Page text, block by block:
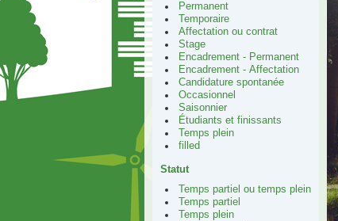
Permanent
Temporaire
Affectation ou contrat
Stage
Encadrement - Permanent
Encadrement - Affectation
Candidature spontanée
Occasionnel
Saisonnier
Étudiants et finissants
Temps plein
filled
Statut
Temps partiel ou temps plein
Temps partiel
Temps plein